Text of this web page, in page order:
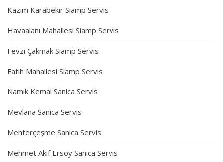
Kazım Karabekir Siamp Servis
Havaalanı Mahallesi Siamp Servis
Fevzi Çakmak Siamp Servis
Fatih Mahallesi Siamp Servis
Namık Kemal Sanica Servis
Mevlana Sanica Servis
Mehterçeşme Sanica Servis
Mehmet Akif Ersoy Sanica Servis